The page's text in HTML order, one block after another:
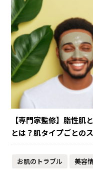
【専門家監修】脂性肌
とは？肌タイプごとの
お肌のトラブル 美容